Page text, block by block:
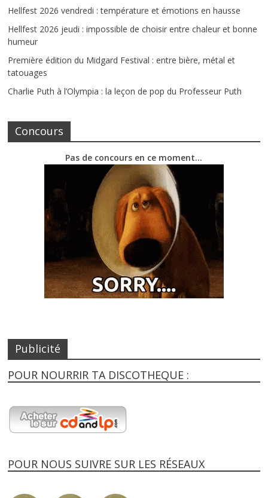
Hellfest 2026 vendredi : température et émotions en hausse
Hellfest 2026 jeudi : impossible de choisir entre chaleur et bonne
humeur
Première édition du Midgard Festival : entre bière, métal et
tatouages
Charlie Puth à l’Olympia : la leçon de pop du Professeur Puth
Concours
Pas de concours en ce moment…
Publicité
POUR NOURRIR TA DISCOTHEQUE :
POUR NOUS SUIVRE SUR LES RÉSEAUX